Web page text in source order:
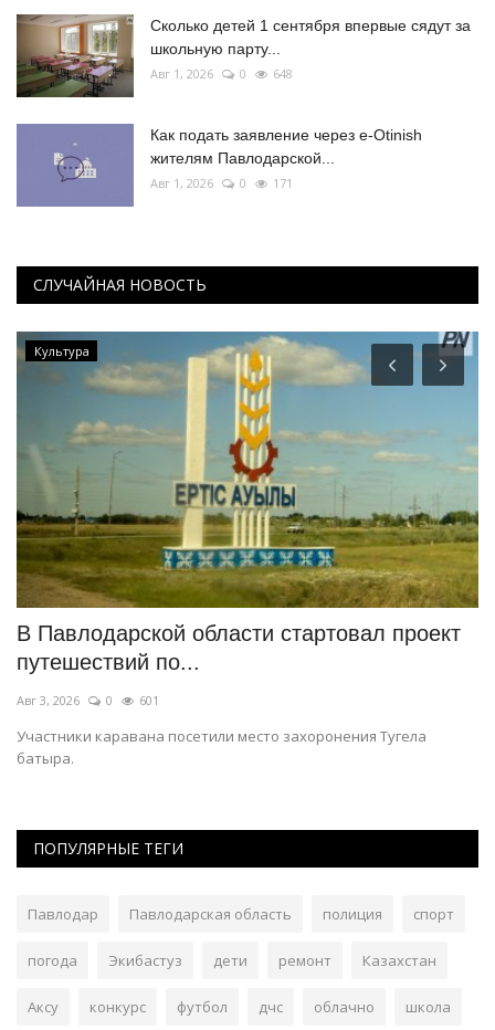
Сколько детей 1 сентября впервые сядут за
школьную парту...
Авг 1, 2026 0 648
Как подать заявление через e-Otinish
жителям Павлодарской...
Авг 1, 2026 0 171
СЛУЧАЙНАЯ НОВОСТЬ
Культура
В Павлодарской области стартовал проект
путешествий по...
Авг 3, 2026 0 601
Участники каравана посетили место захоронения Тугела
батыра.
ПОПУЛЯРНЫЕ ТЕГИ
Павлодар Павлодарская область полиция спорт
погода Экибастуз дети ремонт Казахстан
Аксу конкурс футбол дчс облачно школа